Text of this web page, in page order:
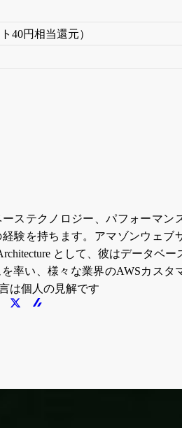
40円相当還元）
ステクノロジー、パフォーマン
験を持ちます。アマゾンウェブ
として、彼はデータベ
率い、様々な業界のAWSカスタ
は個人の見解です